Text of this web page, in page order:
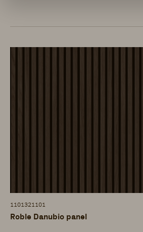
1101321101
Roble Danubio panel